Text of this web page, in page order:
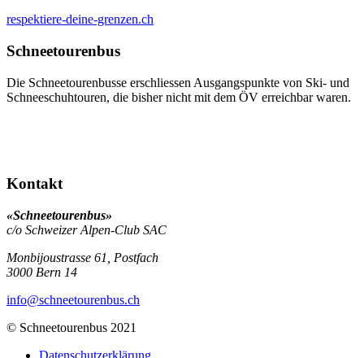
respektiere-deine-grenzen.ch
Schneetourenbus
Die Schneetourenbusse erschliessen Ausgangspunkte von Ski- und
Schneeschuhtouren, die bisher nicht mit dem ÖV erreichbar waren.
Kontakt
«Schneetourenbus»
c/o Schweizer Alpen-Club SAC
Monbijoustrasse 61, Postfach
3000 Bern 14
info@schneetourenbus.ch
© Schneetourenbus 2021
Datenschutzerklärung